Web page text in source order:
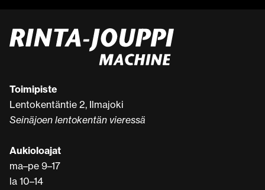
Toimipiste
Lentokentäntie 2, Ilmajoki
Seinäjoen lentokentän vieressä
Aukioloajat
ma–pe 9–17
la 10–14